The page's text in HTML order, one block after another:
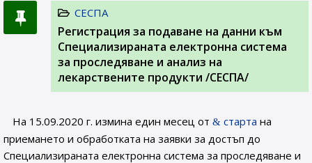
СЕСПА
Регистрация за подаване на данни към
Специализираната електронна система
за проследяване и анализ на
лекарствените продукти /СЕСПА/
На 15.09.2020 г. измина един месец от старта на
приемането и обработката на заявки за достъп до
Специализираната електронна система за проследяване и